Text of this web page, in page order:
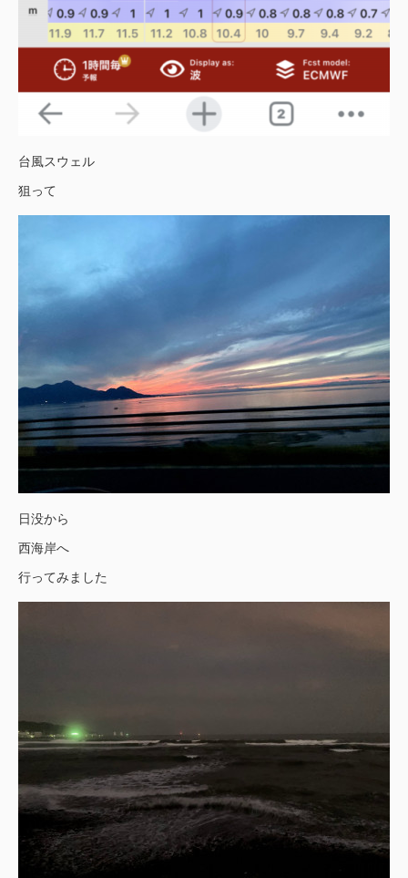
台風スウェル
狙って
日没から
西海岸へ
行ってみました